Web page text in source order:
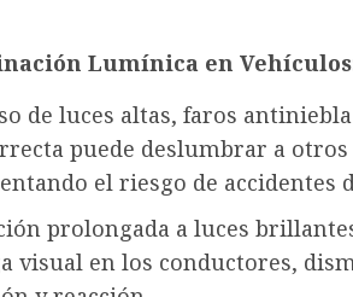
Lumínica en
de luces altas, faros
puede deslumbrar a
el riesgo de accidentes
prolongada a luces
visual en los conductores,